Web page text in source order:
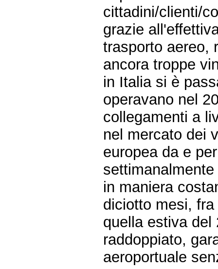
cittadini/clienti/
grazie
trasporto aereo,
ancora troppe
in Italia si è
operavano nel
collegamenti a
nel mercato dei
europea da e
in maniera
diciotto mesi,
quella estiva del
raddoppiato,
aeroportuale